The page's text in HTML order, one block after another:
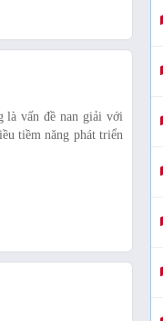
là vấn đề nan giải với
tiềm năng phát triển